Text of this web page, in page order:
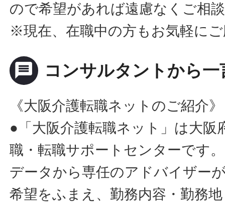
ので希望があれば遠慮なくご相
※現在、在職中の方もお気軽に
message コンサルタントから一
《大阪介護転職ネットのご紹介》
●「大阪介護転職ネット」は大阪
職・転職サポートセンターです
データから専任のアドバイザー
希望をふまえ、勤務内容・勤務